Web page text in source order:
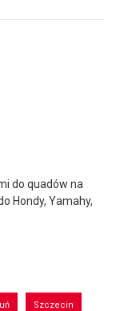
do quadów na
Hondy, Yamahy,
Szczecin